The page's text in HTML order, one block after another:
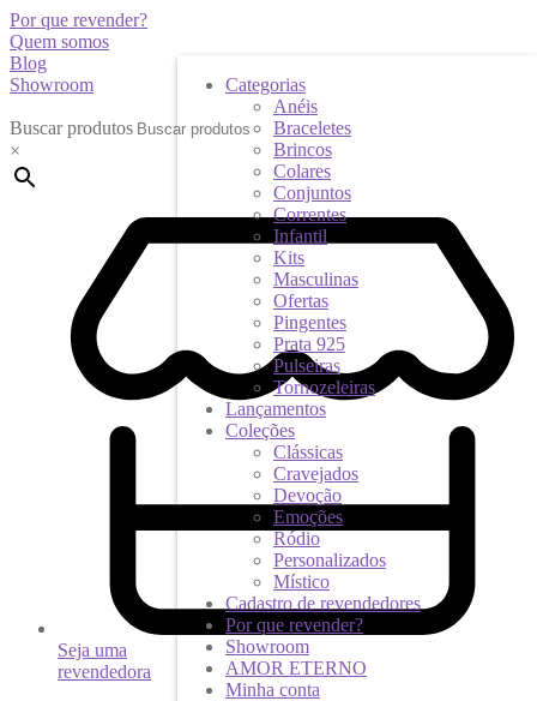
Por que revender?
Quem somos
Blog
Showroom
Buscar produtos
×
Seja uma
revendedora
Categorias
Anéis
Braceletes
Brincos
Colares
Conjuntos
Correntes
Infantil
Kits
Masculinas
Ofertas
Pingentes
Prata 925
Pulseiras
Tornozeleiras
Lançamentos
Coleções
Clássicas
Cravejados
Devoção
Emoções
Ródio
Personalizados
Místico
Cadastro de revendedores
Por que revender?
Showroom
AMOR ETERNO
Minha conta